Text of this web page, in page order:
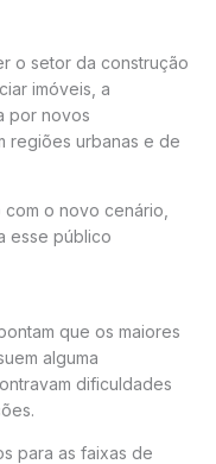
o setor da construção
imóveis, a
por novos
regiões urbanas e de
com o novo cenário,
esse público
que os maiores
alguma
dificuldades
para as faixas de